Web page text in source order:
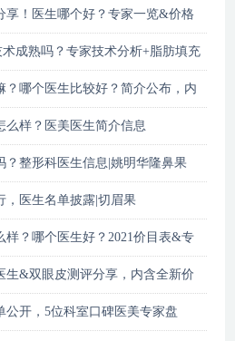
享！医生哪个好？专家一览&价格
成熟吗？专家技术分析+脂肪填充
？哪个医生比较好？简介公布，内
么样？医美医生简介信息
？整形科医生信息|姚明华隆鼻果
，医生名单披露|切眉果
样？哪个医生好？2021价目表&专
生&双眼皮测评分享，内含全新价
公开，5位科室口碑医美专家盘